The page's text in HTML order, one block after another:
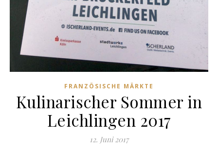
FRANZÖSISCHE MÄRKTE
Kulinarischer Sommer in
Leichlingen 2017
12. Juni 2017